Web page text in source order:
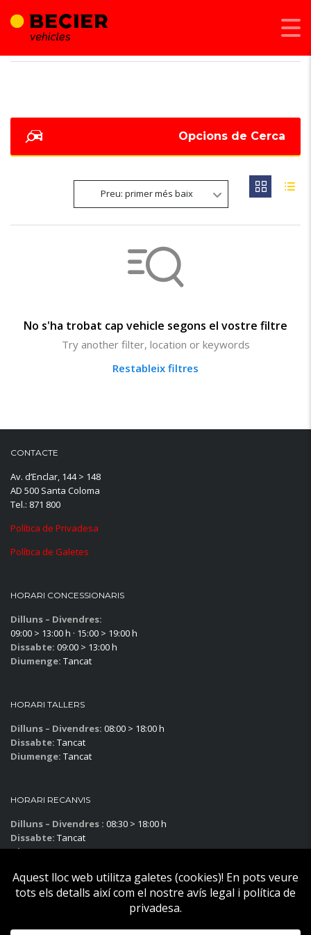
Opcions de Cerca
Preu: primer més baix
No s'ha trobat cap vehicle segons el vostre filtre
Try another filter, location or keywords
Restableix filtres
CONTACTE
Av. d’Enclar, 144 > 148
AD 500 Santa Coloma
Tel.: 871 800
Política de Privadesa
Política de Galetes
HORARI CONCESSIONARIS
Dilluns – Divendres:
09:00 > 13:00 h · 15:00 > 19:00 h
Dissabte: 09:00 > 13:00 h
Diumenge: Tancat
HORARI TALLERS
Dilluns – Divendres: 08:00 > 18:00 h
Dissabte: Tancat
Diumenge: Tancat
HORARI RECANVIS
Dilluns – Divendres : 08:30 > 18:00 h
Dissabte: Tancat
Diumenge:Tancat